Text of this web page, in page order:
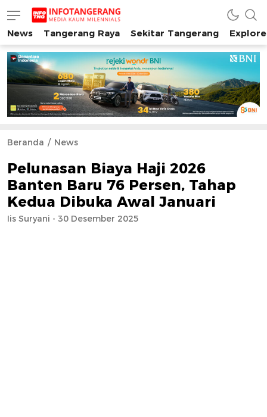
INFO TANGERANG
Media Kaum Millenials Tangerang Raya
News Tangerang Raya Sekitar Tangerang
Beranda News
Pelunasan Biaya Haji 2026
Banten Baru 76 Persen, Tahap
Kedua Dibuka Awal Januari
Iis Suryani - 30 Desember 2025